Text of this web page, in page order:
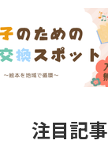
注目記事